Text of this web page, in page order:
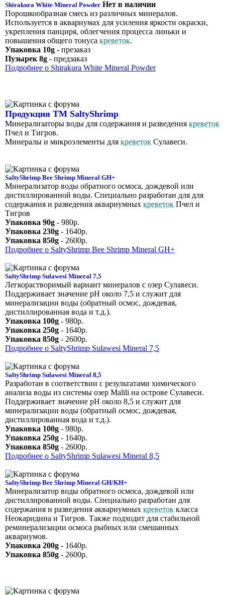
Shirakura White Mineral Powder Нет в наличии
Порошкообразная смесь из различных минералов.
Используется в аквариумах для усиления яркости окраски,
укрепления панциря, облегчения процесса линьки и
повышения общего тонуса креветок.
Упаковка 10g - презаказ
Пузырек 8g - предзаказ
Подробнее о Shirakura White Mineral Powder
Продукция ТМ SaltyShrimp
Минерализаторы воды для содержания и разведения креветок
Пчел и Тигров.
Минералы и микроэлементы для креветок Сулавеси.
SaltyShrimp Bee Shrimp Mineral GH+
Минерализатор воды обратного осмоса, дождевой или
дистиллированной воды. Специально разработан для для
содержания и разведения аквариумных креветок Пчел и
Тигров
Упаковка 90g - 980р.
Упаковка 230g - 1640р.
Упаковка 850g - 2600р.
Подробнее о SaltyShrimp Bee Shrimp Mineral GH+
SaltyShrimp Sulawesi Mineral 7,5
Легкорастворимый вариант минералов с озер Сулавеси.
Поддерживает значение рН около 7,5 и служит для
минерализации воды (обратный осмос, дождевая,
дистиллированная вода и т.д.).
Упаковка 100g - 980р.
Упаковка 250g - 1640р.
Упаковка 850g - 2600р.
Подробнее о SaltyShrimp Sulawesi Mineral 7,5
SaltyShrimp Sulawesi Mineral 8,5
Разработан в соответствии с результатами химического
анализа воды из системы озер Malili на острове Сулавеси.
Поддерживает значение рН около 8,5 и служит для
минерализации воды (обратный осмос, дождевая,
дистиллированная вода и т.д.).
Упаковка 100g - 980р.
Упаковка 250g - 1640р.
Упаковка 850g - 2600р.
Подробнее о SaltyShrimp Sulawesi Mineral 8,5
SaltyShrimp Bee Shrimp Mineral GH/KH+
Минерализатор воды обратного осмоса, дождевой или
дистиллированной воды. Специально разработан для
содержания и разведения аквариумных креветок класса
Неокаридина и Тигров. Также подходит для стабильной
реминерализации осмоса рыбных или смешанных
аквариумов.
Упаковка 200g - 1640р.
Упаковка 850g - 2600р.